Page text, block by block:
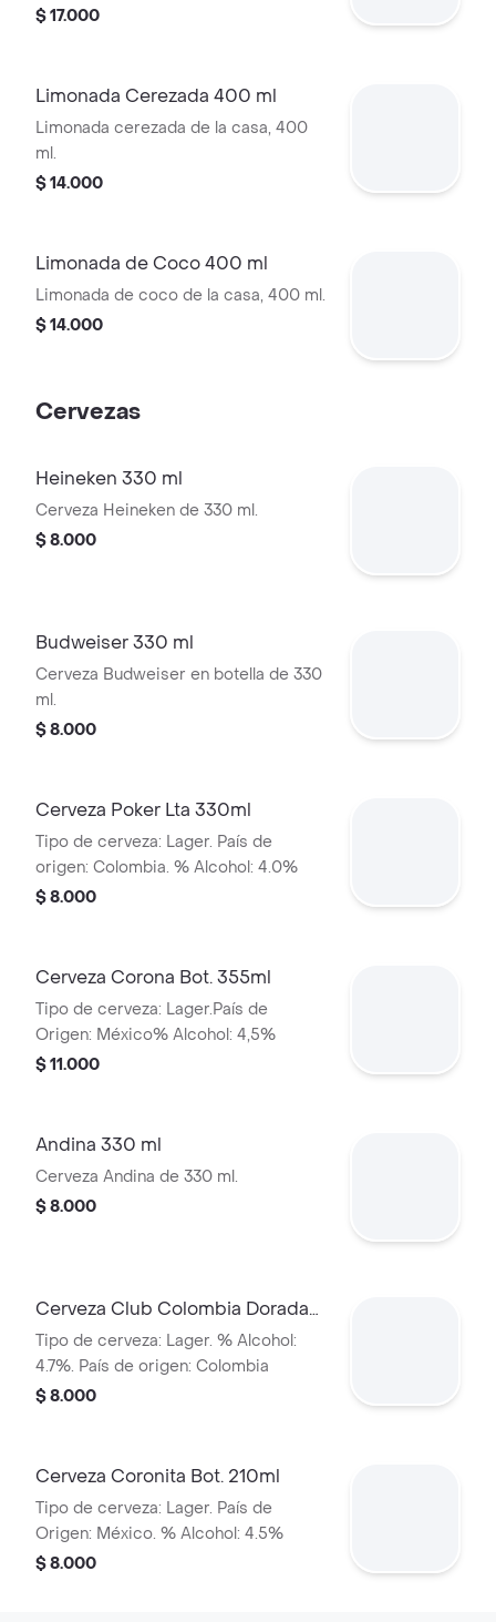
$ 17.000
Limonada Cerezada 400 ml
Limonada cerezada de la casa, 400
ml.
$ 14.000
Limonada de Coco 400 ml
Limonada de coco de la casa, 400 ml.
$ 14.000
Cervezas
Heineken 330 ml
Cerveza Heineken de 330 ml.
$ 8.000
Budweiser 330 ml
Cerveza Budweiser en botella de 330
ml.
$ 8.000
Cerveza Poker Lta 330ml
Tipo de cerveza: Lager. País de
origen: Colombia. % Alcohol: 4.0%
$ 8.000
Cerveza Corona Bot. 355ml
Tipo de cerveza: Lager.País de
Origen: México% Alcohol: 4,5%
$ 11.000
Andina 330 ml
Cerveza Andina de 330 ml.
$ 8.000
Cerveza Club Colombia Dorada
Lta 330ml
Tipo de cerveza: Lager. % Alcohol:
4.7%. País de origen: Colombia
$ 8.000
Cerveza Coronita Bot. 210ml
Tipo de cerveza: Lager. País de
Origen: México. % Alcohol: 4.5%
$ 8.000